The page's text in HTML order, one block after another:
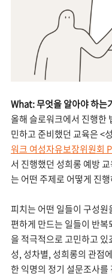
What: 무엇을 알아야 하는
올해 슬로워크에서 진행한
민하고 준비했던 교육은 <
워크 여성자유보장위원회
서 진행했던 성희롱 예방
는 어떤 주제로 어떻게 진
피치는 어떤 일들이 구성
편하게 만드는 일들이 반
을 적극적으로 고민하고
성, 성차별, 성희롱의 관점
한 익명의 정기 설문조사